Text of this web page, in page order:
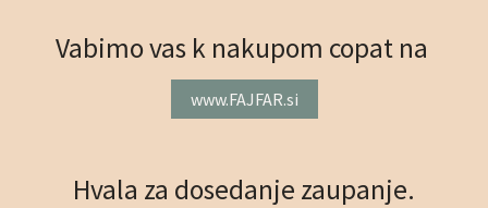
Vabimo vas k nakupom copat na
www.FAJFAR.si
Hvala za dosedanje zaupanje.